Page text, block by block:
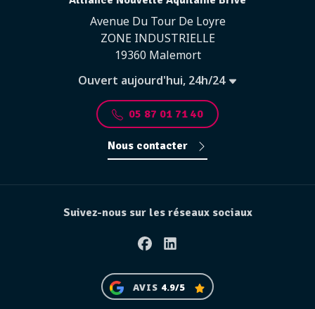
Avenue Du Tour De Loyre
ZONE INDUSTRIELLE
19360 Malemort
Ouvert aujourd'hui, 24h/24
05 87 01 71 40
Nous contacter
Suivez-nous sur les réseaux sociaux
FacebookLinkedin
AVIS 4.9/5